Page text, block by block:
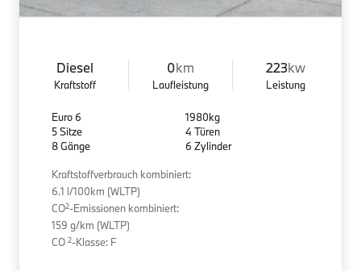
Diesel
Kraftstoff
0km
Laufleistung
223kw
Leistung
Euro 6
5 Sitze
8 Gänge
1980kg
4 Türen
6 Zylinder
Kraftstoffverbrauch kombiniert:
6.1 l/100km (WLTP)
CO2-Emissionen kombiniert:
159 g/km (WLTP)
CO 2-Klasse: F